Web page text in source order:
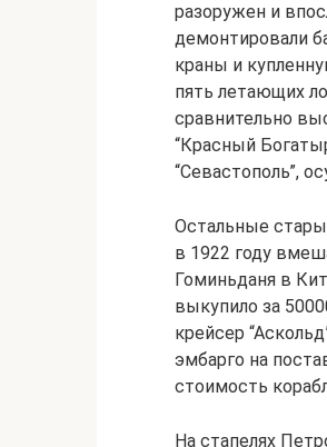
разоружен и
демонтировали
краны и
пять летающих
сравнительно
“Красный
“Севастополь”,
Остальные
в 1922 году
Гоминьданя в
выкупило за
крейсер
эмбарго на
стоимость
На стапелях